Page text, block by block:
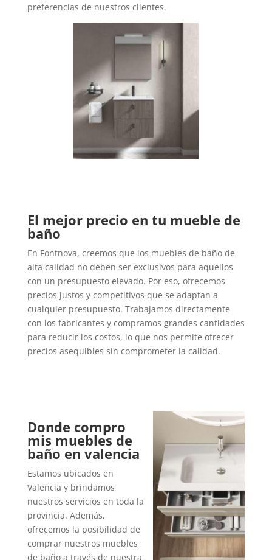
preferencias de nuestros clientes.
El mejor precio en tu mueble de
baño
En Fontnova, creemos que los muebles de baño de
alta calidad no deben ser exclusivos para aquellos
con un presupuesto elevado. Por eso, ofrecemos
precios justos y competitivos que se adaptan a
cualquier presupuesto. Trabajamos directamente
con los fabricantes y compramos grandes cantidades
para reducir los costos, lo que nos permite ofrecer
precios asequibles sin comprometer la calidad.
Donde compro
mis muebles de
baño en valencia
Estamos ubicados en
Valencia y brindamos
nuestros servicios en toda la
provincia. Además,
ofrecemos la posibilidad de
comprar nuestros muebles
de baño a través de nuestra